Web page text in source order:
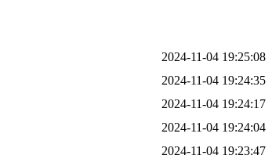
2024-11-04 19:25:08
2024-11-04 19:24:35
2024-11-04 19:24:17
2024-11-04 19:24:04
2024-11-04 19:23:47